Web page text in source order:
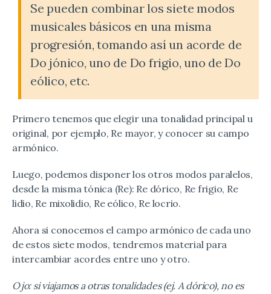
Se pueden combinar los siete modos
musicales básicos en una misma
progresión, tomando así un acorde de
Do jónico, uno de Do frigio, uno de Do
eólico, etc.
Primero tenemos que elegir una tonalidad principal u
original, por ejemplo, Re mayor, y conocer su campo
armónico.
Luego, podemos disponer los otros modos paralelos,
desde la misma tónica (Re): Re dórico, Re frigio, Re
lidio, Re mixolidio, Re eólico, Re locrio.
Ahora si conocemos el campo armónico de cada uno
de estos siete modos, tendremos material para
intercambiar acordes entre uno y otro.
Ojo: si viajamos a otras tonalidades (ej. A dórico), no es